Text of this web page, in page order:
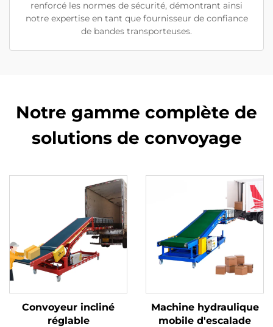
renforcé les normes de sécurité, démontrant ainsi
notre expertise en tant que fournisseur de confiance
de bandes transporteuses.
Notre gamme complète de
solutions de convoyage
Convoyeur incliné
réglable
Machine hydraulique
mobile d'escalade